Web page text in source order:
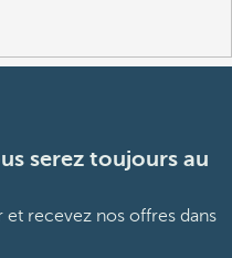
serez toujours au
recevez nos offres dans